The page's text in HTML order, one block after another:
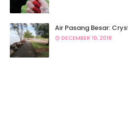
Air Pasang Besar:
DECEMBER 10, 2018